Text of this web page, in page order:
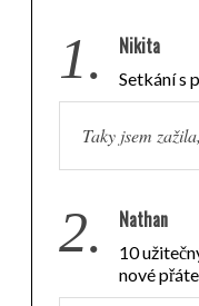
1. Nikita
Setkání s
Taky jsem
2. Nathan
10
nové